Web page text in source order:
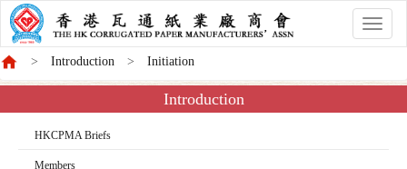
香
港
會
Introduction Initiation
Introduction
HKCPMA Briefs
Members